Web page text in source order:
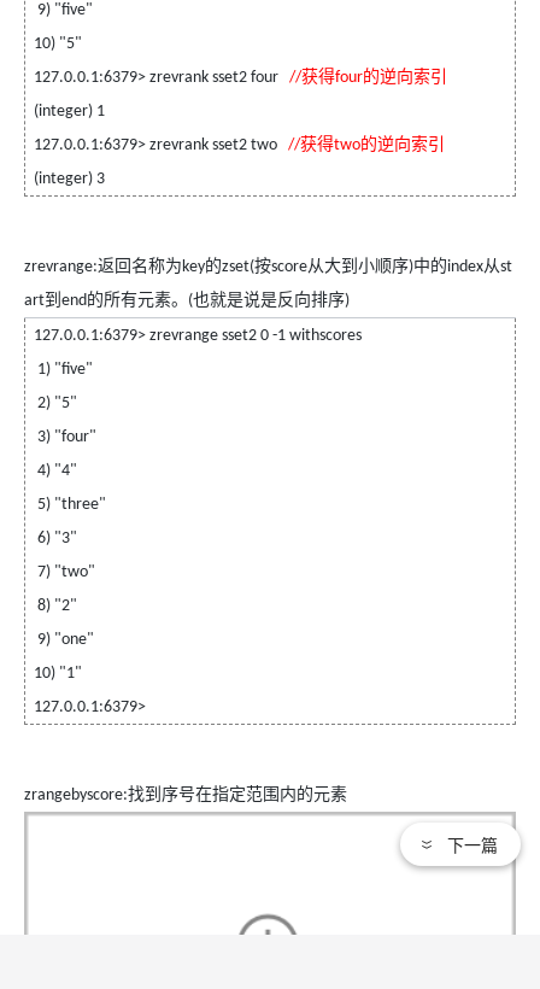
9) "five"
10) "5"
127.0.0.1:6379> zrevrank sset2 four
//获得four的逆向索引
(integer) 1
127.0.0.1:6379> zrevrank sset2 two
//获得two的逆向索引
(integer) 3
zrevrange:返回名称为key的zset(按score从大到小顺序)中的index从st
art到 end的所有元素。 (也就是说是反向排序)
127.0.0.1:6379> zrevrange sset2 0 -1 withscores
1) "five"
2) "5"
3) "four"
4) "4"
5) "three"
6) "3"
7) "two"
8) "2"
9) "one"
10) "1"
127.0.0.1:6379>
zrangebyscore:找到序号在指定范围内的元素
下一篇